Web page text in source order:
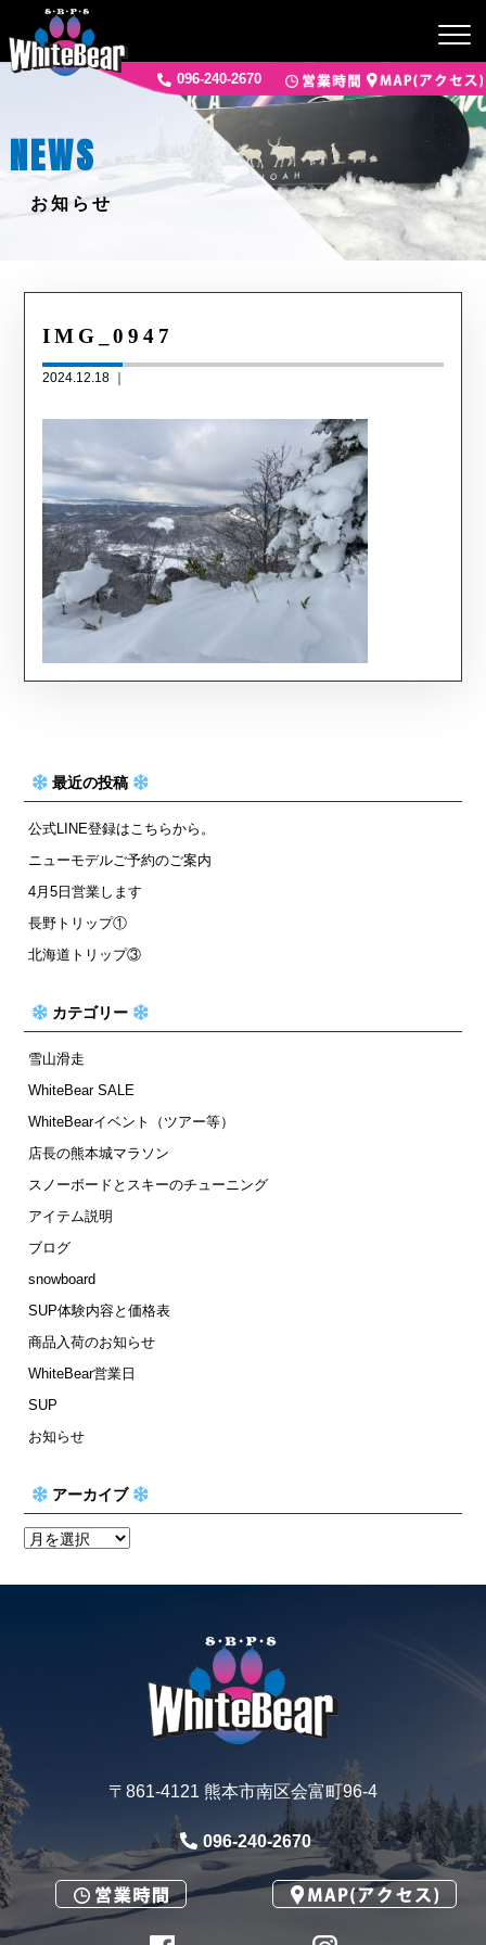
096-240-2670
NEWS
お知らせ
IMG_0947
2024.12.18 ｜
最近の投稿
公式LINE登録はこちらから。
ニューモデルご予約のご案内
4月5日営業します
長野トリップ①
北海道トリップ③
カテゴリー
雪山滑走
WhiteBear SALE
WhiteBearイベント（ツアー等）
店長の熊本城マラソン
スノーボードとスキーのチューニング
アイテム説明
ブログ
snowboard
SUP体験内容と価格表
商品入荷のお知らせ
WhiteBear営業日
SUP
お知らせ
アーカイブ
〒861-4121 熊本市南区会富町96-4
096-240-2670